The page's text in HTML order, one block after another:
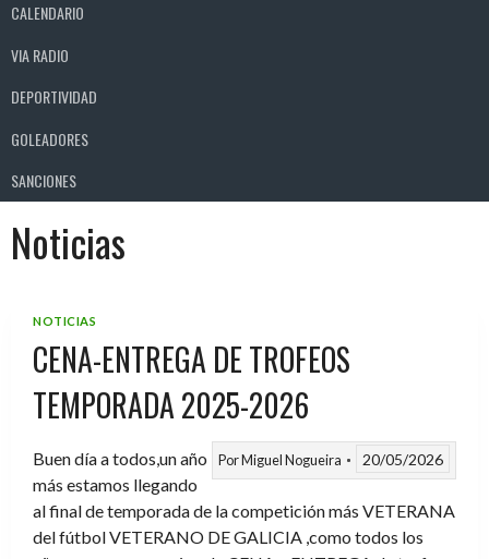
CALENDARIO
VIA RADIO
DEPORTIVIDAD
GOLEADORES
SANCIONES
Noticias
NOTICIAS
CENA-ENTREGA DE TROFEOS
TEMPORADA 2025-2026
PorMiguel Nogueira 20/05/2026
Buen día a todos,un año
más estamos llegando
al final de temporada de la competición más VETERANA
del fútbol VETERANO DE GALICIA ,como todos los